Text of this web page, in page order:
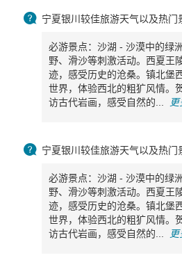
 宁夏银川较佳旅游天气以及热门
必游景点：沙湖 - 沙漠中的绿
野、滑沙等刺激活动。西夏王
迹，感受历史的沧桑。镇北堡
世界，体验西北的粗犷风情。
访古代岩画，感受自然的...
 宁夏银川较佳旅游天气以及热门
必游景点：沙湖 - 沙漠中的绿
野、滑沙等刺激活动。西夏王
迹，感受历史的沧桑。镇北堡
世界，体验西北的粗犷风情。
访古代岩画，感受自然的...